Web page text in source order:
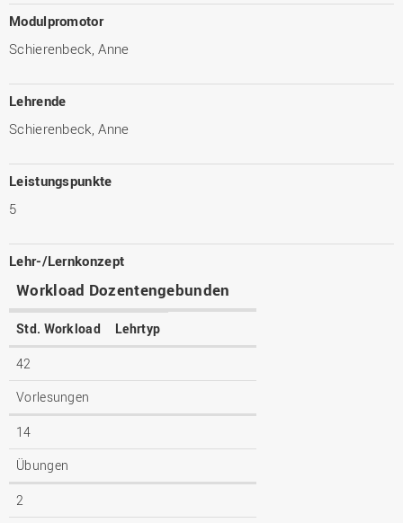
Modulpromotor
Schierenbeck, Anne
Lehrende
Schierenbeck, Anne
Leistungspunkte
5
Lehr-/Lernkonzept
Workload Dozentengebunden
Std. Workload Lehrtyp
42
Vorlesungen
14
Übungen
2